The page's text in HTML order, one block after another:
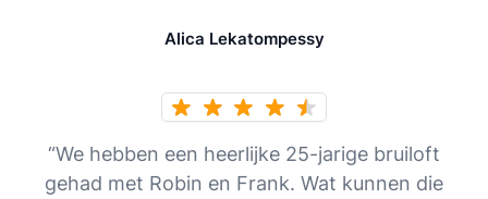
Alica Lekatompessy
“We hebben een heerlijke 25-jarige bruiloft
gehad met Robin en Frank. Wat kunnen die